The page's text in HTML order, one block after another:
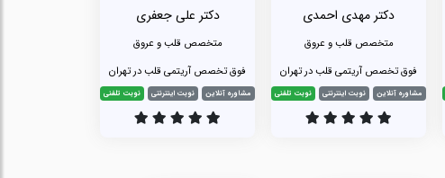
دکتر مهدی احمدی
متخصص قلب و عروق
فوق تخصص آریتمی قلب در تهران
مشاوره آنلاین نوبت اینترنتی نوبت تلفنی
دکتر علی جعفری
متخصص قلب و عروق
فوق تخصص آریتمی قلب در تهران
مشاوره آنلاین نوبت اینترنتی نوبت تلفنی